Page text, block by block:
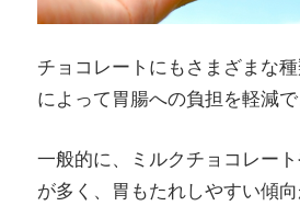
チョコレートにもさまざまな
によって胃腸への負担を軽減
一般的に、ミルクチョコレー
が多く、胃もたれしやすい傾